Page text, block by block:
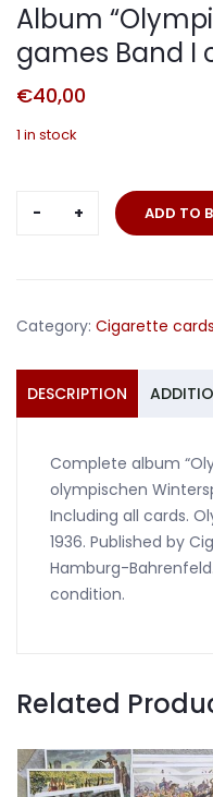
Album
games Band I
€40,00
1 in stock
Album
"Olympia
Band
complete
quantity
ADD TO
Category: Cigarette cards
DESCRIPTION
Complete album
olympischen
Including all cards.
1936. Published by
Hamburg-
condition.
Related